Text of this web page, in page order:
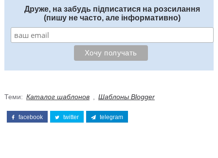
Друже, на забудь підписатися на розсилання
(пишу не часто, але інформативно)
Теми: Каталог шаблонов Шаблоны Blogger
facebook twitter telegram